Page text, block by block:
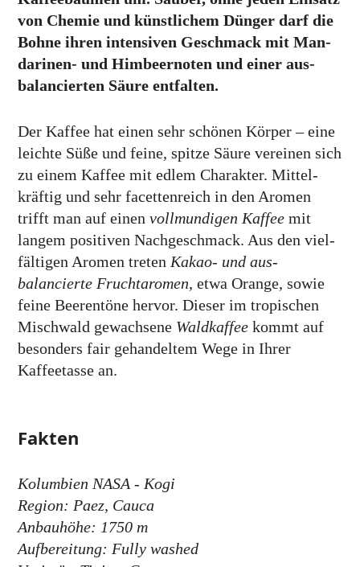
von Chemie und künst­lichem Dünger darf die
Bohne ihren inten­siven Geschmack mit Man­
darinen- und Himbeer­noten und einer aus­
balancierten Säure entfalten.
Der Kaffee hat einen sehr schönen Körper – eine
leichte Süße und feine, spitze Säure vereinen sich
zu einem Kaffee mit edlem Charakter. Mittel­
kräftig und sehr facet­ten­reich in den Aromen
trifft man auf einenvoll­mundigen Kaffee mit
langem positiven Nach­geschmack. Aus den viel­
fältigen Aromen treten Kakao- und aus­
balancierte Frucht­aromen, etwa Orange, sowie
feine Beeren­töne hervor. Dieser im tropischen
Misch­wald gewachsene Wald­kaffee kommt auf
besonders fair gehan­deltem Wege in Ihrer
Kaffeetasse an.
Fakten
Kolumbien NASA - Kogi
Region: Paez, Cauca
Anbauhöhe: 1750 m
Aufbereitung: Fully washed